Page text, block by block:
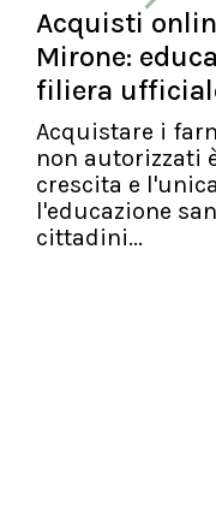
Acquisti
Mirone:
filiera
Acquistare i
non autorizzati
crescita e
l'educazione
cittadini...